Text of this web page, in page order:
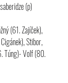
(p)
(61. Zajíček),
Stibor,
Túng)- Volf (80.